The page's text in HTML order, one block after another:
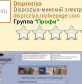
Disproziya
Disproziya-минский
disproziya.mylivepage.com
Группа "Профи"